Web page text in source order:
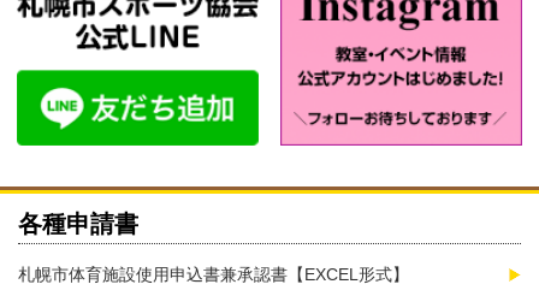
各種申請書
札幌市体育施設使用申込書兼承認書【EXCEL形式】